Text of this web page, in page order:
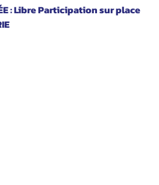
: Libre Participation sur place